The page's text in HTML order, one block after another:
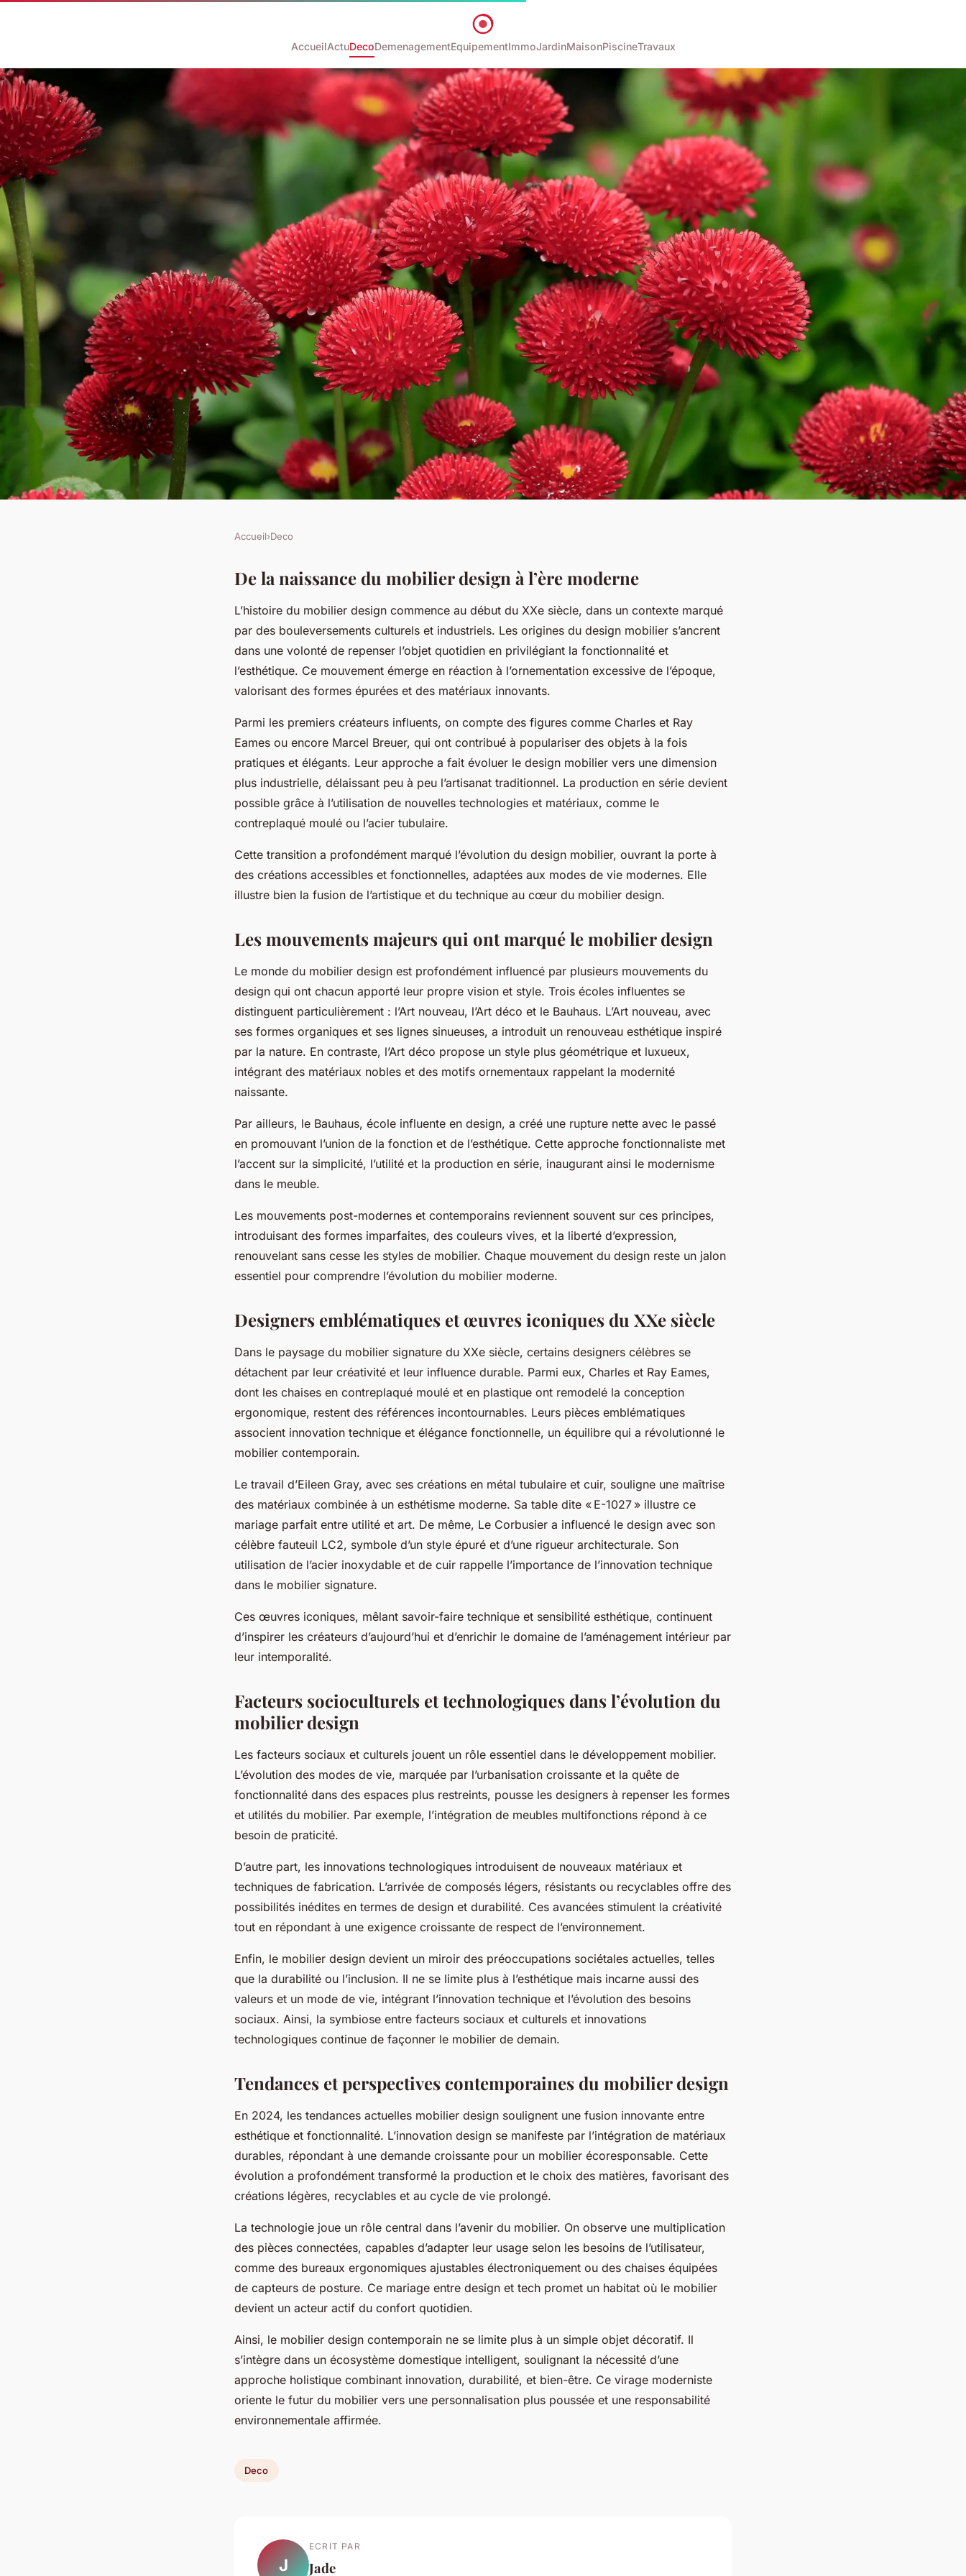
AccueilActuDecoDemenagementEquipementImmoJardinMaisonPiscineTravaux
L'Ascension du Mobilier Design :
Voyage à Travers ses Origines jusqu'à
Accueil›Deco
De la naissance du mobilier design à l’ère moderne
L’histoire du mobilier design commence au début du XXe siècle, dans un contexte marqué
par des bouleversements culturels et industriels. Les origines du design mobilier s’ancrent
dans une volonté de repenser l’objet quotidien en privilégiant la fonctionnalité et
l’esthétique. Ce mouvement émerge en réaction à l’ornementation excessive de l’époque,
valorisant des formes épurées et des matériaux innovants.
Parmi les premiers créateurs influents, on compte des figures comme Charles et Ray
Eames ou encore Marcel Breuer, qui ont contribué à populariser des objets à la fois
pratiques et élégants. Leur approche a fait évoluer le design mobilier vers une dimension
plus industrielle, délaissant peu à peu l’artisanat traditionnel. La production en série devient
possible grâce à l’utilisation de nouvelles technologies et matériaux, comme le
contreplaqué moulé ou l’acier tubulaire.
Cette transition a profondément marqué l’évolution du design mobilier, ouvrant la porte à
des créations accessibles et fonctionnelles, adaptées aux modes de vie modernes. Elle
illustre bien la fusion de l’artistique et du technique au cœur du mobilier design.
Les mouvements majeurs qui ont marqué le mobilier design
Le monde du mobilier design est profondément influencé par plusieurs mouvements du
design qui ont chacun apporté leur propre vision et style. Trois écoles influentes se
distinguent particulièrement : l’Art nouveau, l’Art déco et le Bauhaus. L’Art nouveau, avec
ses formes organiques et ses lignes sinueuses, a introduit un renouveau esthétique inspiré
par la nature. En contraste, l’Art déco propose un style plus géométrique et luxueux,
intégrant des matériaux nobles et des motifs ornementaux rappelant la modernité
naissante.
Par ailleurs, le Bauhaus, école influente en design, a créé une rupture nette avec le passé
en promouvant l’union de la fonction et de l’esthétique. Cette approche fonctionnaliste met
l’accent sur la simplicité, l’utilité et la production en série, inaugurant ainsi le modernisme
dans le meuble.
Les mouvements post-modernes et contemporains reviennent souvent sur ces principes,
introduisant des formes imparfaites, des couleurs vives, et la liberté d’expression,
renouvelant sans cesse les styles de mobilier. Chaque mouvement du design reste un jalon
essentiel pour comprendre l’évolution du mobilier moderne.
Designers emblématiques et œuvres iconiques du XXe siècle
Dans le paysage du mobilier signature du XXe siècle, certains designers célèbres se
détachent par leur créativité et leur influence durable. Parmi eux, Charles et Ray Eames,
dont les chaises en contreplaqué moulé et en plastique ont remodelé la conception
ergonomique, restent des références incontournables. Leurs pièces emblématiques
associent innovation technique et élégance fonctionnelle, un équilibre qui a révolutionné le
mobilier contemporain.
Le travail d’Eileen Gray, avec ses créations en métal tubulaire et cuir, souligne une maîtrise
des matériaux combinée à un esthétisme moderne. Sa table dite « E-1027 » illustre ce
mariage parfait entre utilité et art. De même, Le Corbusier a influencé le design avec son
célèbre fauteuil LC2, symbole d’un style épuré et d’une rigueur architecturale. Son
utilisation de l’acier inoxydable et de cuir rappelle l’importance de l’innovation technique
dans le mobilier signature.
Ces œuvres iconiques, mêlant savoir-faire technique et sensibilité esthétique, continuent
d’inspirer les créateurs d’aujourd’hui et d’enrichir le domaine de l’aménagement intérieur par
leur intemporalité.
Facteurs socioculturels et technologiques dans l’évolution du
mobilier design
Les facteurs sociaux et culturels jouent un rôle essentiel dans le développement mobilier.
L’évolution des modes de vie, marquée par l’urbanisation croissante et la quête de
fonctionnalité dans des espaces plus restreints, pousse les designers à repenser les formes
et utilités du mobilier. Par exemple, l’intégration de meubles multifonctions répond à ce
besoin de praticité.
D’autre part, les innovations technologiques introduisent de nouveaux matériaux et
techniques de fabrication. L’arrivée de composés légers, résistants ou recyclables offre des
possibilités inédites en termes de design et durabilité. Ces avancées stimulent la créativité
tout en répondant à une exigence croissante de respect de l’environnement.
Enfin, le mobilier design devient un miroir des préoccupations sociétales actuelles, telles
que la durabilité ou l’inclusion. Il ne se limite plus à l’esthétique mais incarne aussi des
valeurs et un mode de vie, intégrant l’innovation technique et l’évolution des besoins
sociaux. Ainsi, la symbiose entre facteurs sociaux et culturels et innovations
technologiques continue de façonner le mobilier de demain.
Tendances et perspectives contemporaines du mobilier design
En 2024, les tendances actuelles mobilier design soulignent une fusion innovante entre
esthétique et fonctionnalité. L’innovation design se manifeste par l’intégration de matériaux
durables, répondant à une demande croissante pour un mobilier écoresponsable. Cette
évolution a profondément transformé la production et le choix des matières, favorisant des
créations légères, recyclables et au cycle de vie prolongé.
La technologie joue un rôle central dans l’avenir du mobilier. On observe une multiplication
des pièces connectées, capables d’adapter leur usage selon les besoins de l’utilisateur,
comme des bureaux ergonomiques ajustables électroniquement ou des chaises équipées
de capteurs de posture. Ce mariage entre design et tech promet un habitat où le mobilier
devient un acteur actif du confort quotidien.
Ainsi, le mobilier design contemporain ne se limite plus à un simple objet décoratif. Il
s’intègre dans un écosystème domestique intelligent, soulignant la nécessité d’une
approche holistique combinant innovation, durabilité, et bien-être. Ce virage moderniste
oriente le futur du mobilier vers une personnalisation plus poussée et une responsabilité
environnementale affirmée.
Deco
J
ECRIT PAR
Jade